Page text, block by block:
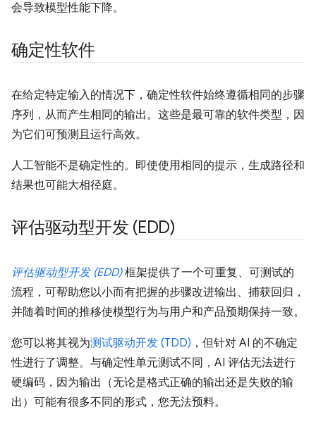
会导致模型性能下降。
确定性软件
在给定特定输入的情况下，确定性软件始终遵循相同的步骤
序列，从而产生相同的输出。这些是最可靠的软件类型，因
为它们可预测且运行高效。
人工智能不是确定性的。即使使用相同的提示，生成路径和
结果也可能大相径庭。
评估驱动型开发 (EDD)
评估驱动型开发 (EDD)框架提供了一个可重复、可测试的
流程，可帮助您以小而有把握的步骤改进输出、捕获回归，
并随着时间的推移使模型行为与用户和产品预期保持一致。
您可以将其视为测试驱动开发 (TDD) ，但针对 AI 的不确定
性进行了调整。与确定性单元测试不同，AI 评估无法进行
硬编码，因为输出（无论是格式正确的输出还是失败的输
出）可能有很多不同的形式，您无法预料。